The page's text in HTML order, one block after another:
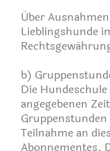
Über
Lieblingshunde
b)
Die
angegebenen
Teilnahme an
Abonnementes.